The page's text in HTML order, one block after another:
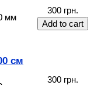
мм
300 грн.
см
300 грн.